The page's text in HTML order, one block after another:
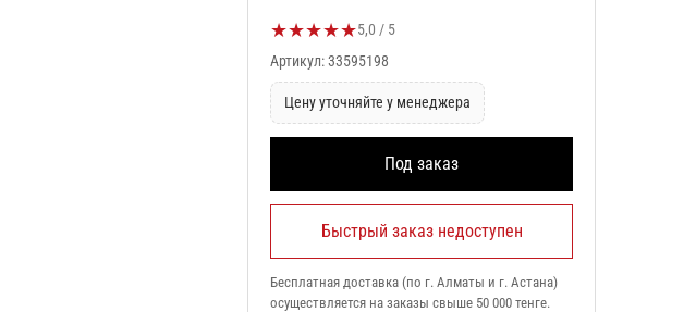
★★★★★Оценка товара:
5,0 / 5
Артикул: 33595198
Цену уточняйте у менеджера
Под заказ
Быстрый заказ недоступен
Бесплатная доставка (по г. Алматы и г. Астана)
осуществляется на заказы свыше 50 000 тенге.